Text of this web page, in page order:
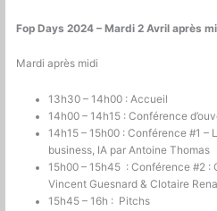
Fop Days 2024 – Mardi 2 Avril après
Mardi après midi
13h30 – 14h00 : Accueil
14h00 – 14h15 : Conférence
14h15 – 15h00 : Conférence #1 –
business, IA par Antoine Thomas
15h00 – 15h45 : Conférence #2 :
Vincent Guesnard & Clotaire
15h45 – 16h : Pitchs